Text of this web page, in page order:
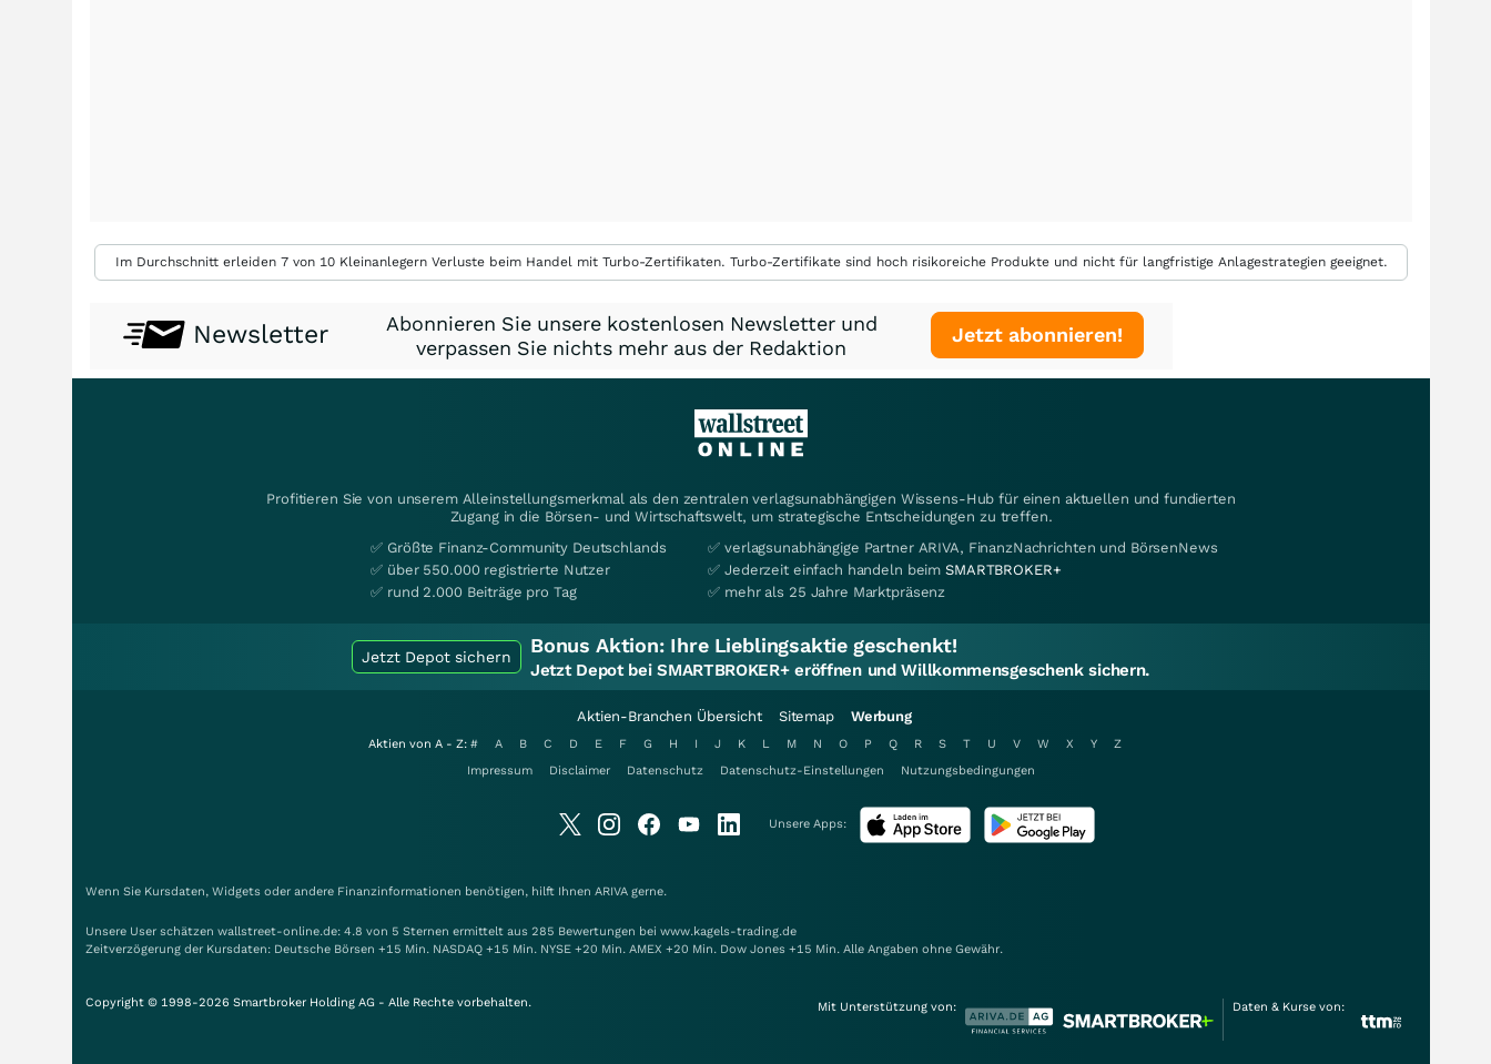
Im Durchschnitt erleiden 7 von 10 Kleinanlegern Verluste beim Handel mit Turbo-Zertifikaten. Turbo-Zertifikate sind hoch risikoreiche Produkte und nicht für langfristige Anlagestrategien geeignet.
Newsletter
Abonnieren Sie unsere kostenlosen Newsletter und
verpassen Sie nichts mehr aus der Redaktion
Jetzt abonnieren!
Profitieren Sie von unserem Alleinstellungsmerkmal als den zentralen verlagsunabhängigen Wissens-Hub für einen aktuellen und fundierten
Zugang in die Börsen- und Wirtschaftswelt, um strategische Entscheidungen zu treffen.
✅ Größte Finanz-Community Deutschlands
✅ über 550.000 registrierte Nutzer
✅ rund 2.000 Beiträge pro Tag
✅ verlagsunabhängige Partner ARIVA, FinanzNachrichten und BörsenNews
✅ Jederzeit einfach handeln beimSMARTBROKER+
✅ mehr als 25 Jahre Marktpräsenz
Jetzt Depot sichern Bonus Aktion: Ihre Lieblingsaktie geschenkt!
Jetzt Depot bei SMARTBROKER+ eröffnen und Willkommensgeschenk sichern.
Aktien-Branchen Übersicht Sitemap Werbung
Aktien von A - Z: # A B C D E F G H I J K L M N O P Q R S T U V W X Y
Z
Impressum
Disclaimer Datenschutz Datenschutz-Einstellungen Nutzungsbedingungen
Unsere Apps:
Wenn Sie Kursdaten, Widgets oder andere Finanzinformationen benötigen, hilft Ihnen ARIVA gerne.
Unsere User schätzen wallstreet-online.de: 4.8 von 5 Sternen ermittelt aus 285 Bewertungen bei www.kagels-trading.de
Zeitverzögerung der Kursdaten: Deutsche Börsen +15 Min. NASDAQ +15 Min. NYSE +20 Min. AMEX +20 Min. Dow Jones +15 Min. Alle Angaben ohne Gewähr.
Copyright © 1998-2026 Smartbroker Holding AG - Alle Rechte vorbehalten. Mit Unterstützung von: Daten & Kurse von: